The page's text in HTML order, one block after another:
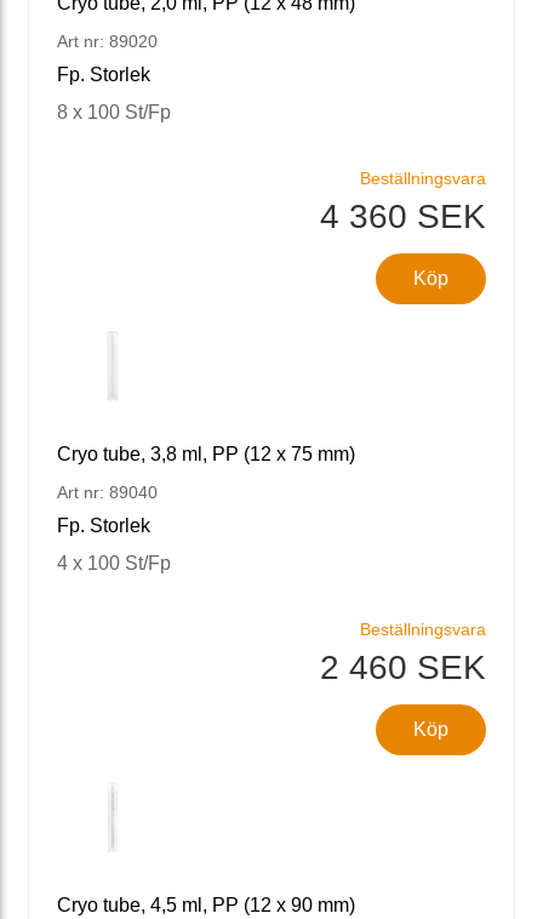
Art nr: 89020
Fp. Storlek
8 x 100 St/Fp
Beställningsvara
4 360 SEK
Köp
Cryo tube, 3,8 ml, PP (12 x 75 mm)
Art nr: 89040
Fp. Storlek
4 x 100 St/Fp
Beställningsvara
2 460 SEK
Köp
Cryo tube, 4,5 ml, PP (12 x 90 mm)